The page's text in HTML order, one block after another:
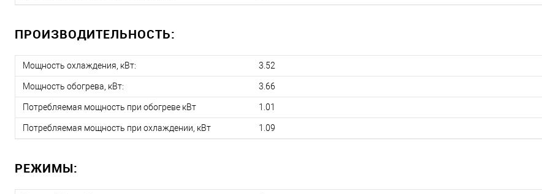
ПРОИЗВОДИТЕЛЬНОСТЬ:
Мощность охлаждения, кВт: 3.52
Мощность обогрева, кВт: 3.66
Потребляемая мощность при обогреве кВт 1.01
Потребляемая мощность при охлаждении, кВт 1.09
РЕЖИМЫ: